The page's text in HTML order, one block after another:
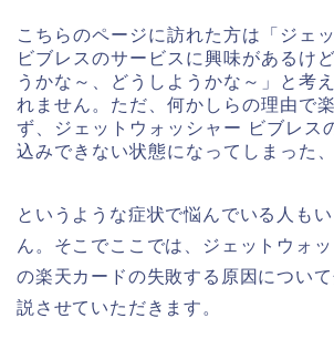
こちらのページに訪れた方は「ジェ
ビブレスのサービスに興味があるけ
うかな～、どうしようかな～」と考
れません。ただ、何かしらの理由で
ず、ジェットウォッシャー ビブレス
込みできない状態になってしまった、
というような症状で悩んでいる人も
ん。そこでここでは、ジェットウォ
の楽天カードの失敗する原因につい
説させていただきます。